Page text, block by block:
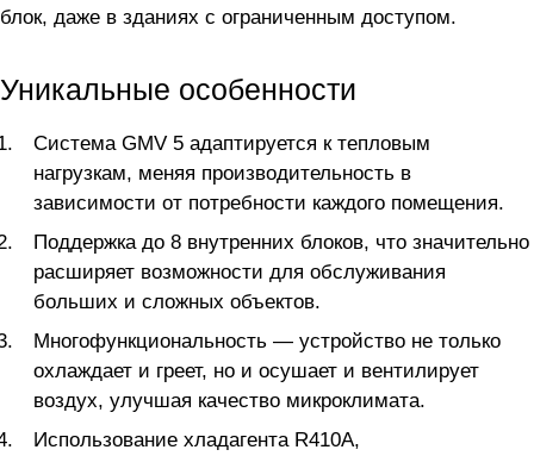
блок, даже в зданиях с ограниченным доступом.
Уникальные особенности
Система GMV 5 адаптируется к тепловым
нагрузкам, меняя производительность в
зависимости от потребности каждого помещения.
Поддержка до 8 внутренних блоков, что значительно
расширяет возможности для обслуживания
больших и сложных объектов.
Многофункциональность — устройство не только
охлаждает и греет, но и осушает и вентилирует
воздух, улучшая качество микроклимата.
Использование хладагента R410A,